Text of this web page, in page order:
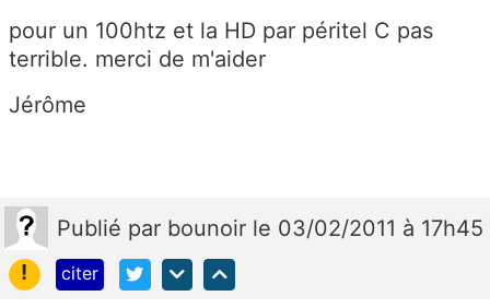
pour un 100htz et la HD par péritel C pas
terrible. merci de m'aider
Jérôme
Publié par bounoir le 03/02/2011 à 17h45
!
citer